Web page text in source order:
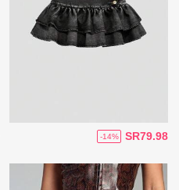
SR79.98
-14%